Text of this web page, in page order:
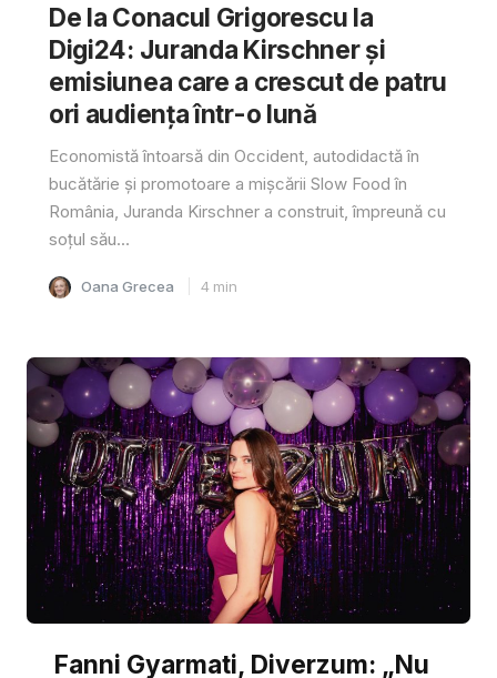
De la Conacul Grigorescu la
Digi24: Juranda Kirschner și
emisiunea care a crescut de patru
ori audiența într-o lună
Economistă întoarsă din Occident, autodidactă în
bucătărie și promotoare a mișcării Slow Food în
România, Juranda Kirschner a construit, împreună cu
soțul său...
Oana Grecea 4 min
Fanni Gyarmati, Diverzum: „Nu